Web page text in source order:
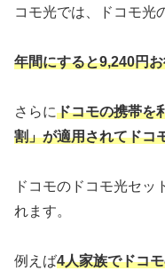
コモ光では、ドコモ光
年間にすると9,240円
さらにドコモの携帯を
割」が適用されてドコ
ドコモのドコモ光セッ
れます。
例えば4人家族でドコ